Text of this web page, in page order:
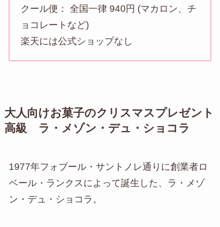
クール便： 全国一律 940円 (マカロン、チ
ョコレートなど)
楽天には公式ショップなし
大人向けお菓子のクリスマスプレゼント
高級 ラ・メゾン・デュ・ショコラ
1977年フォブール・サントノレ通りに創業者ロ
ベール・ランクスによって誕生した、ラ・メゾ
ン・デュ・ショコラ。